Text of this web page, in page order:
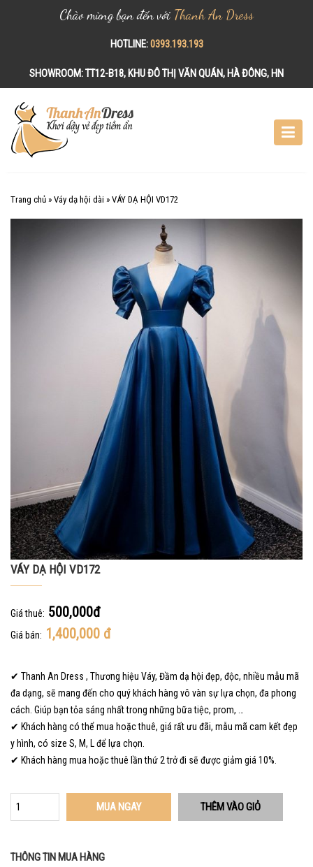
Chào mừng bạn đến với Thanh An Dress
HOTLINE:0393.193.193
SHOWROOM:TT12-B18, KHU ĐÔ THỊ VĂN QUÁN, HÀ ĐÔNG, HN
Trang chủ » Váy dạ hội dài » VÁY DẠ HỘI VD172
VÁY DẠ HỘI VD172
Giá thuê: 500,000đ
Giá bán: 1,400,000 đ
✔ Thanh An Dress , Thương hiệu Váy, Đầm dạ hội đẹp, độc, nhiều mẫu mã
đa dạng, sẽ mang đến cho quý khách hàng vô vàn sự lựa chọn, đa phong
cách. Giúp bạn tỏa sáng nhất trong những bữa tiệc, prom, …
✔ Khách hàng có thể mua hoặc thuê, giá rất ưu đãi, mẫu mã cam kết đẹp
y hình, có size S, M, L để lựa chọn.
✔ Khách hàng mua hoặc thuê lần thứ 2 trở đi sẽ được giảm giá 10%.
MUA NGAY
THÔNG TIN MUA HÀNG